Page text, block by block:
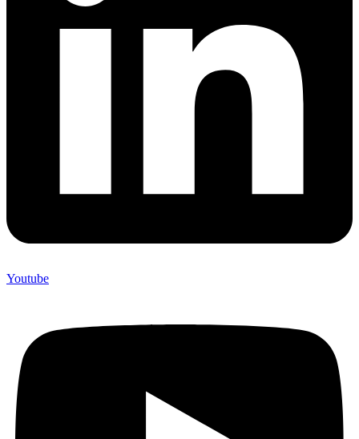
Youtube